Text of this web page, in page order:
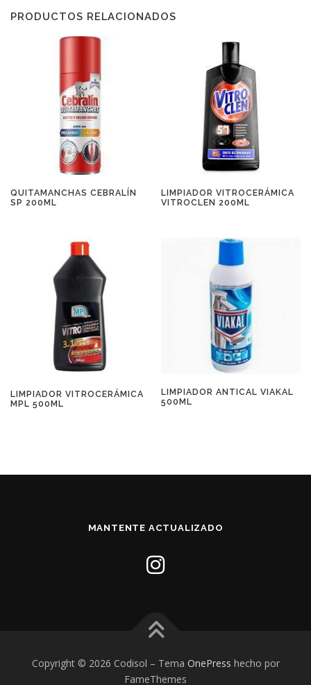
PRODUCTOS RELACIONADOS
QUITAMANCHAS CEBRALÍN
SP 200ML
LIMPIADOR VITROCERÁMICA
VITROCLEN 200ML
LIMPIADOR VITROCERÁMICA
MPL 500ML
LIMPIADOR ANTICAL VIAKAL
500ML
MANTENTE ACTUALIZADO
Copyright © 2026 Codisol – Tema OnePress hecho por
FameThemes